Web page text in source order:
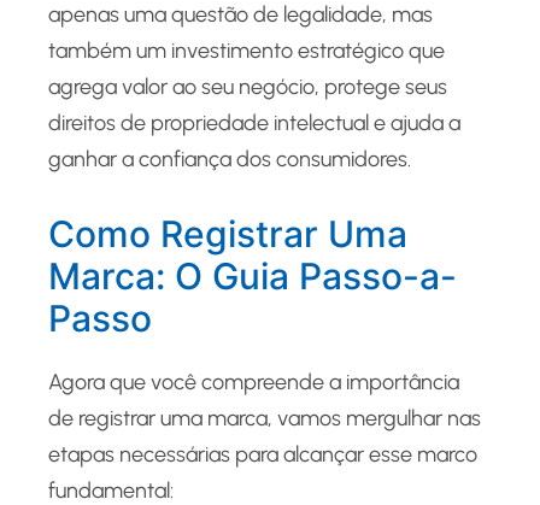
apenas uma questão de legalidade, mas
também um investimento estratégico que
agrega valor ao seu negócio, protege seus
direitos de propriedade intelectual e ajuda a
ganhar a confiança dos consumidores.
Como Registrar Uma
Marca: O Guia Passo-a-
Passo
Agora que você compreende a importância
de registrar uma marca, vamos mergulhar nas
etapas necessárias para alcançar esse marco
fundamental: